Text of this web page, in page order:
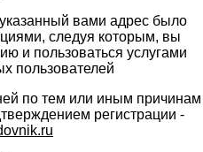
вами адрес было
следуя которым, вы
и пользоваться услугами
пользователей
по тем или иным причинам
регистрации -